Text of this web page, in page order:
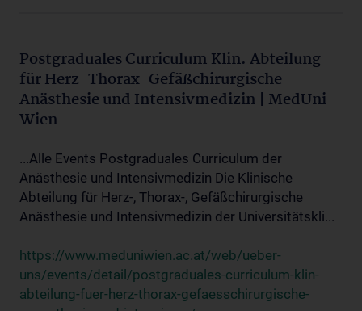
Postgraduales Curriculum Klin. Abteilung
für Herz-Thorax-Gefäßchirurgische
Anästhesie und Intensivmedizin | MedUni
Wien
...Alle Events Postgraduales Curriculum der
Anästhesie und Intensivmedizin Die Klinische
Abteilung für Herz-, Thorax-, Gefäßchirurgische
Anästhesie und Intensivmedizin der Universitätskli...
https://www.meduniwien.ac.at/web/ueber-
uns/events/detail/postgraduales-curriculum-klin-
abteilung-fuer-herz-thorax-gefaesschirurgische-